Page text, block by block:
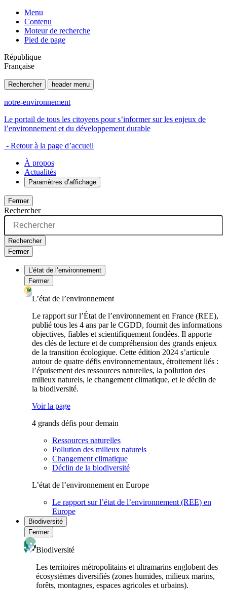
Menu
Contenu
Moteur de recherche
Pied de page
République
Française
Rechercher header menu
notre-environnement
Le portail de tous les citoyens pour s’informer sur les enjeux de
l’environnement et du développement durable
- Retour à la page d’accueil
À propos
Actualités
Paramètres d’affichage
Fermer
Rechercher
Rechercher
Fermer
L’état de l’environnement
Fermer
L’état de l’environnement
Le rapport sur l’État de l’environnement en France (REE),
publié tous les 4 ans par le CGDD, fournit des informations
objectives, fiables et scientifiquement fondées. Il apporte
des clés de lecture et de compréhension des grands enjeux
de la transition écologique. Cette édition 2024 s’articule
autour de quatre défis environnementaux, étroitement liés :
l’épuisement des ressources naturelles, la pollution des
milieux naturels, le changement climatique, et le déclin de
la biodiversité.
Voir la page
4 grands défis pour demain
Ressources naturelles
Pollution des milieux naturels
Changement climatique
Déclin de la biodiversité
L’état de l’environnement en Europe
Le rapport sur l’état de l’environnement (REE) en
Europe
Biodiversité
Fermer
Biodiversité
Les territoires métropolitains et ultramarins englobent des
écosystèmes diversifiés (zones humides, milieux marins,
forêts, montagnes, espaces agricoles et urbains).